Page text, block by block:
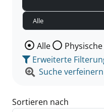
Wählen Sie die
Alle
Erweiterte
Suche
Sortieren nach